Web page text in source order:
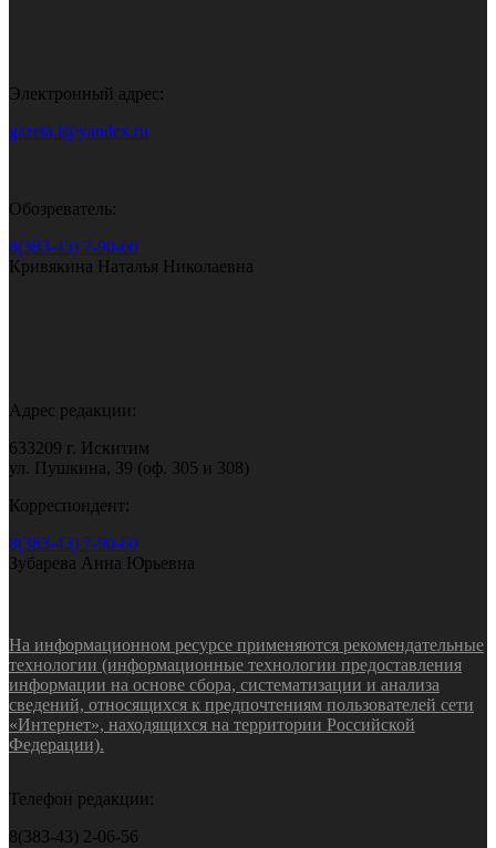
Электронный адрес:
gazeta.i@yandex.ru
Обозреватель:
8(383-43) 7-90-60
Кривякина Наталья Николаевна
Адрес редакции:
633209 г. Искитим
ул. Пушкина, 39 (оф. 305 и 308)
Корреспондент:
8(383-43) 7-90-60
Зубарева Анна Юрьевна
На информационном ресурсе применяются рекомендательные
технологии (информационные технологии предоставления
информации на основе сбора, систематизации и анализа
сведений, относящихся к предпочтениям пользователей сети
«Интернет», находящихся на территории Российской
Федерации).
Телефон редакции:
8(383-43) 2-06-56